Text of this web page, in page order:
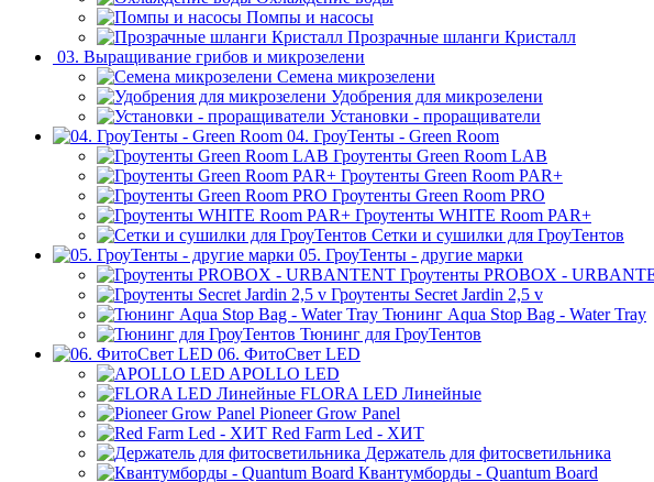
Помпы и насосы
Прозрачные шланги Кристалл
03. Выращивание грибов и микрозелени
Семена микрозелени
Удобрения для микрозелени
Установки - проращиватели
04. ГроуТенты - Green Room
Гроутенты Green Room LAB
Гроутенты Green Room PAR+
Гроутенты Green Room PRO
Гроутенты WHITE Room PAR+
Сетки и сушилки для ГроуТентов
05. ГроуТенты - другие марки
Гроутенты PROBOX -
Гроутенты Secret Jardin 2,5 v
Тюнинг Aqua Stop Bag - Water Tray
Тюнинг для ГроуТентов
06. ФитоСвет LED
APOLLO LED
FLORA LED Линейные
Pioneer Grow Panel
Red Farm Led - ХИТ
Держатель для фитосветильника
Квантумборды - Quantum Board